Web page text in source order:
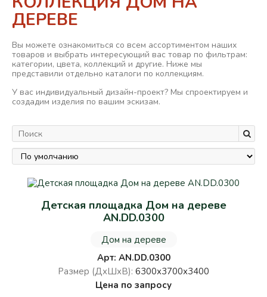
ДЕРЕВЕ
Вы можете ознакомиться со всем ассортиментом наших
товаров и выбрать интересующий вас товар по фильтрам:
категории, цвета, коллекций и другие. Ниже мы
представили отдельно каталоги по коллекциям.
У вас индивидуальный дизайн-проект? Мы спроектируем и
создадим изделия по вашим эскизам.
Детская площадка Дом на дереве
AN.DD.0300
Дом на дереве
Арт: AN.DD.0300
Размер (ДхШхВ): 6300х3700х3400
Цена по запросу